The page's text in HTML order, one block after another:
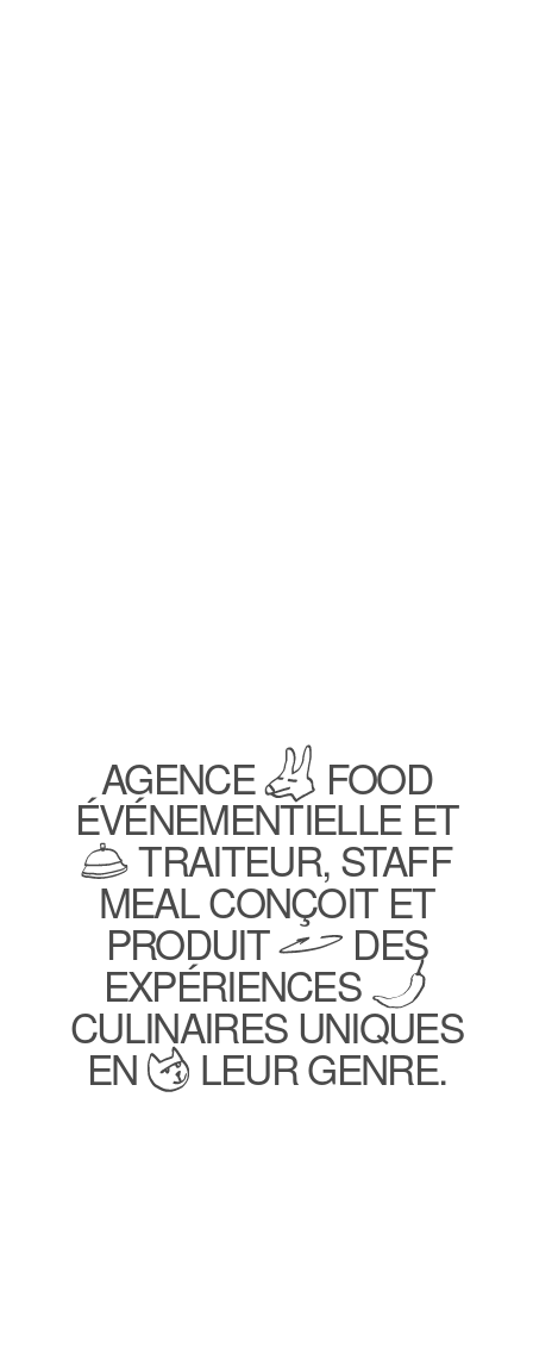
AGENCE FOOD
ÉVÉNEMENTIELLE ET
TRAITEUR, STAFF
MEAL CONÇOIT ET
PRODUIT DES
EXPÉRIENCES
CULINAIRES UNIQUES
EN LEUR GENRE.